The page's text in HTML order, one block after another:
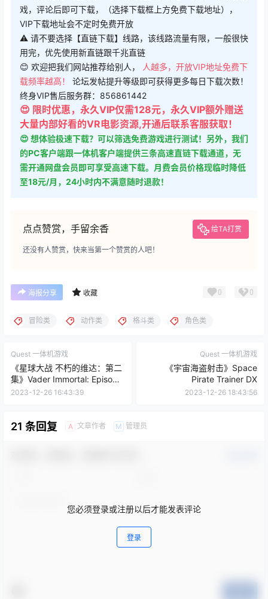
戏，评论后即可下载，（选择下载框上方免费下载地址），
VIP下载地址会不定时免费开放
⚠ 请不要选择【直链下载】线路，该线路流量有限，一般很快
用完，优先使用新直链跟千兆直链
😊 欢迎把我们网站推荐给别人，
人越多，开放VIP地址免费下
载频率越高！ 论坛发帖提升等级即可获得更多每日下载次数！
终身VIP售后服务群：856861442
😍 限时优惠，永久VIP仅需128元，永久VIP额外赠送
大量内部好看的VR电影资源,开通后联系客服获取！
😍 想体验极速下载？可以筛选免费游戏进行测试！另外，我们
的PC客户端跟一体机客户端提供三条高速直链下载通道，无
需开通网盘会员即可享受高速下载。月费会员价格现临时降低
至18元/月，24小时内不满意随时退款！
点点赞赏，手留余香 给TA打赏
还没有人赞赏，快来当第一个赞赏的人吧！
海报分享 收藏 0 0
冒险类 动作类 格斗类 角色类
Quest 一体机游戏
《星球大战 不朽的维达：第二
集》Vader Immortal: Episode
II
2023-12-26 16:43:39
Quest 一体机游戏
《宇宙海盗射击》Space
Pirate Trainer DX
2023-12-26 18:43:56
21 条回复 A 文章作者 M 管理员
您必须登录或注册以后才能发表评论
登录